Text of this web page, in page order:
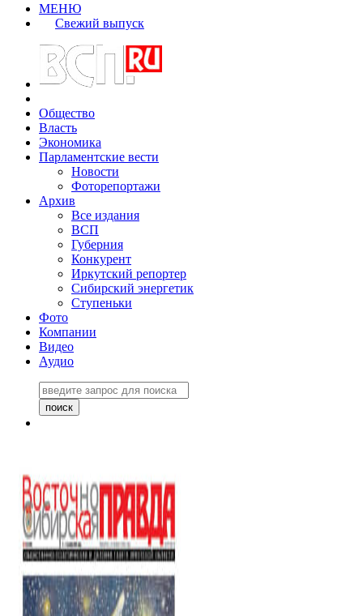
МЕНЮ
Свежий выпуск
Общество
Власть
Экономика
Парламентские вести
Новости
Фоторепортажи
Архив
Все издания
ВСП
Губерния
Конкурент
Иркутский репортер
Сибирский энергетик
Ступеньки
Фото
Компании
Видео
Аудио